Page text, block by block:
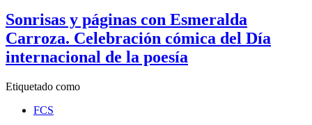
Sonrisas y páginas con Esmeralda
Carroza. Celebración cómica del Día
internacional de la poesía
Etiquetado como
FCS